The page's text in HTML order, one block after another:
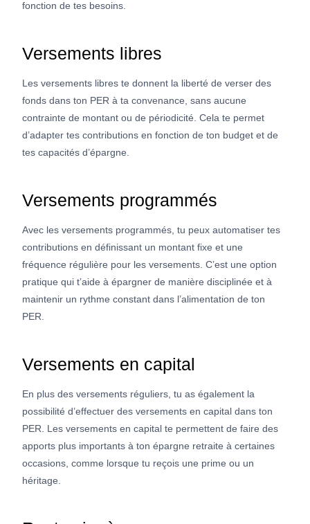
fonction de tes besoins.
Versements libres
Les versements libres te donnent la liberté de verser des
fonds dans ton PER à ta convenance, sans aucune
contrainte de montant ou de périodicité. Cela te permet
d’adapter tes contributions en fonction de ton budget et de
tes capacités d’épargne.
Versements programmés
Avec les versements programmés, tu peux automatiser tes
contributions en définissant un montant fixe et une
fréquence régulière pour les versements. C’est une option
pratique qui t’aide à épargner de manière disciplinée et à
maintenir un rythme constant dans l’alimentation de ton
PER.
Versements en capital
En plus des versements réguliers, tu as également la
possibilité d’effectuer des versements en capital dans ton
PER. Les versements en capital te permettent de faire des
apports plus importants à ton épargne retraite à certaines
occasions, comme lorsque tu reçois une prime ou un
héritage.